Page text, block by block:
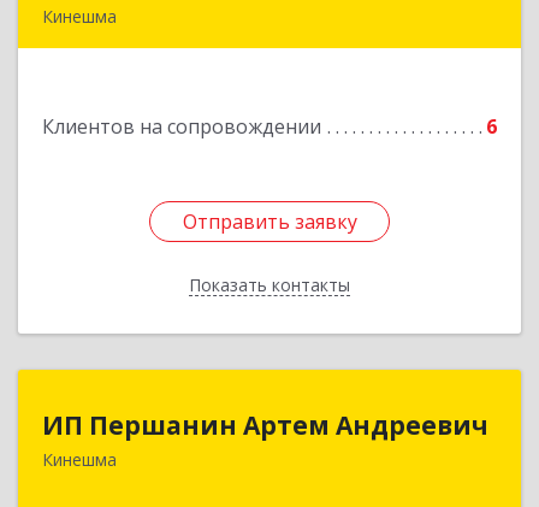
Кинешма
Клиентов на сопровождении 6
Отправить заявку
Показать контакты
Подробнее
Отправить заявку
Назад
ИП Першанин Артем Андреевич
Кинешма